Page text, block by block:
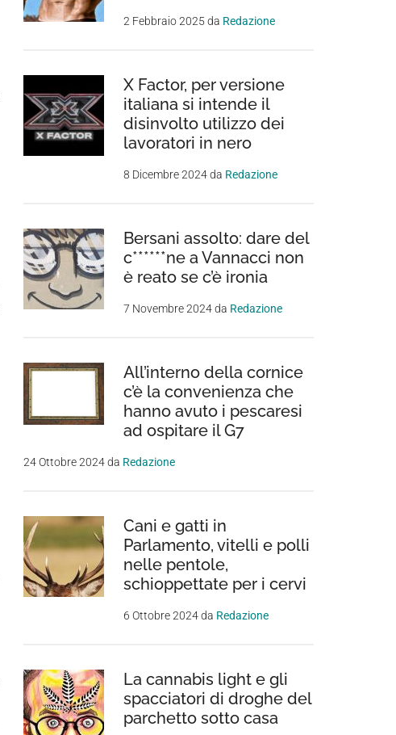
2 Febbraio 2025 da Redazione
X Factor, per versione
italiana si intende il
disinvolto utilizzo dei
lavoratori in nero
8 Dicembre 2024da Redazione
Bersani assolto: dare del
c******ne a Vannacci non
è reato se c’è ironia
7 Novembre 2024da Redazione
All’interno della cornice
c’è la convenienza che
hanno avuto i pescaresi
ad ospitare il G7
24 Ottobre 2024da Redazione
Cani e gatti in
Parlamento, vitelli e polli
nelle pentole,
schioppettate per i cervi
6 Ottobre 2024da Redazione
La cannabis light e gli
spacciatori di droghe del
parchetto sotto casa